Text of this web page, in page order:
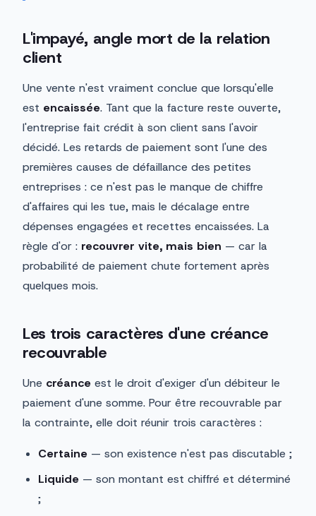
L'impayé, angle mort de la relation
client
Une vente n'est vraiment conclue que lorsqu'elle
est encaissée. Tant que la facture reste ouverte,
l'entreprise fait crédit à son client sans l'avoir
décidé. Les retards de paiement sont l'une des
premières causes de défaillance des petites
entreprises : ce n'est pas le manque de chiffre
d'affaires qui les tue, mais le décalage entre
dépenses engagées et recettes encaissées. La
règle d'or : recouvrer vite, mais bien — car la
probabilité de paiement chute fortement après
quelques mois.
Les trois caractères d'une créance
recouvrable
Une créance est le droit d'exiger d'un débiteur le
paiement d'une somme. Pour être recouvrable par
la contrainte, elle doit réunir trois caractères :
Certaine — son existence n'est pas discutable ;
Liquide — son montant est chiffré et déterminé
;